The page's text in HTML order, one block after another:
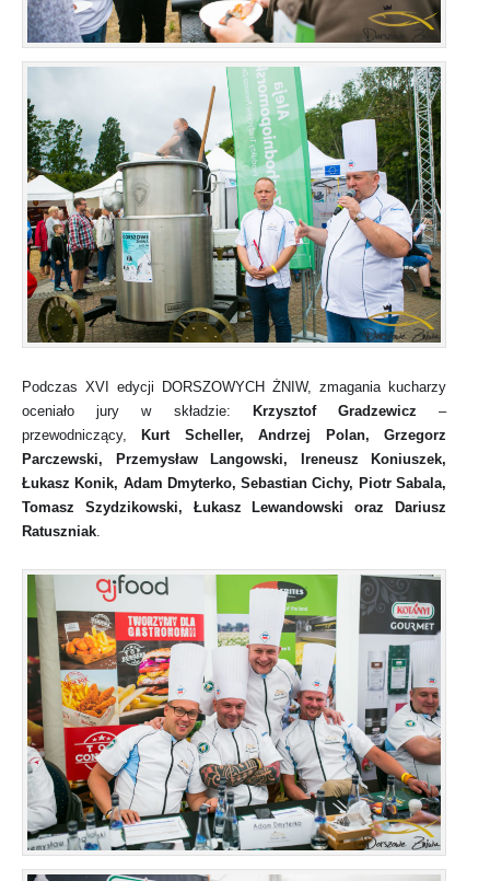
Podczas XVI edycji DORSZOWYCH ŻNIW, zmagania kucharzy
oceniało jury w składzie:
Krzysztof Gradzewicz –
przewodniczący,
Kurt Scheller, Andrzej Polan, Grzegorz
Parczewski, Przemysław Langowski, Ireneusz Koniuszek,
Łukasz Konik, Adam Dmyterko, Sebastian Cichy, Piotr Sabala,
Tomasz Szydzikowski, Łukasz Lewandowski oraz Dariusz
Ratuszniak